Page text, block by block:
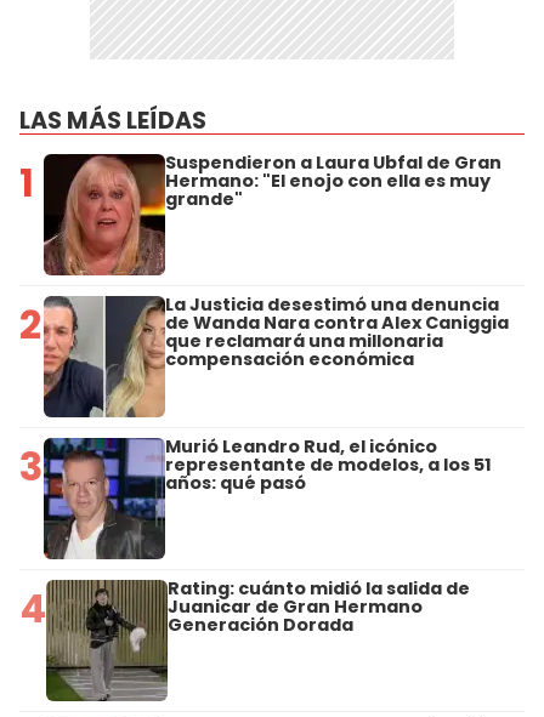
LAS MÁS LEÍDAS
1 Suspendieron a Laura Ubfal de Gran
Hermano: "El enojo con ella es muy
grande"
2 La Justicia desestimó una denuncia
de Wanda Nara contra Alex Caniggia
que reclamará una millonaria
compensación económica
3 Murió Leandro Rud, el icónico
representante de modelos, a los 51
años: qué pasó
4 Rating: cuánto midió la salida de
Juanicar de Gran Hermano
Generación Dorada